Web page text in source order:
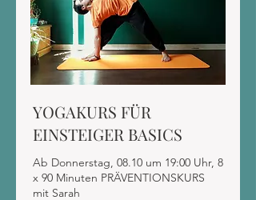
YOGAKURS FÜR
EINSTEIGER BASICS
Ab Donnerstag, 08.10 um 19:00 Uhr, 8
x 90 Minuten PRÄVENTIONSKURS
mit Sarah